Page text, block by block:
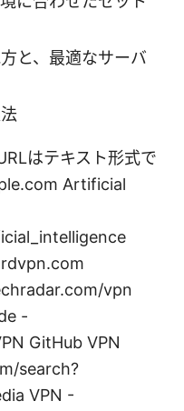
と、最適なサーバ
はテキスト形式で
Artificial
vpn
-
GitHub VPN
search?
VPN -